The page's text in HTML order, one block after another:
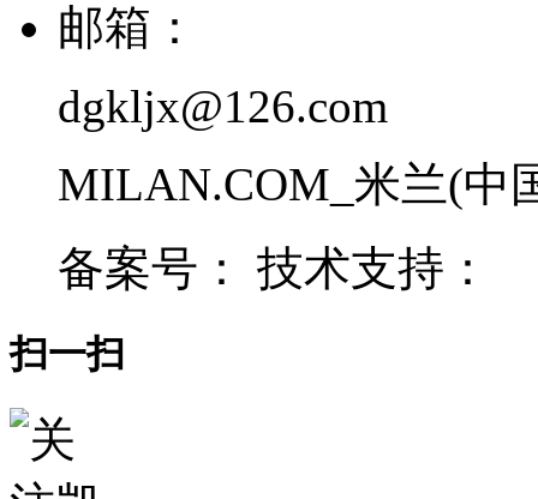
邮箱：
dgkljx@126.com
MILAN.COM_米兰(中
备案号： 技术支持：
扫一扫